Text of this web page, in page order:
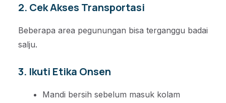
2. Cek Akses Transportasi
Beberapa area pegunungan bisa terganggu badai
salju.
3. Ikuti Etika Onsen
Mandi bersih sebelum masuk kolam